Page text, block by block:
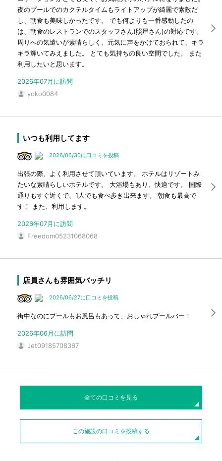
夜のプールでのカクテルタイムもライトアップが綺麗で素敵だ
し、朝食も美味しかったです。 でも何よりも一番感動したの
は、朝食のレストランでのスタッフさん(照屋さん)の対応です。
周りへの気遣いが素晴らしく、元気に声をかけておられて、キラ
キラ輝いてみえました。 とても気持ちの良い空間でした。 また
利用したいと思います。
2026年07月に訪問
yoko0084
いつも利用してます
2026/06/30に口コミを投稿
出張の際、よく利用させて頂いています。 ホテルはリゾートみ
たいな素晴らしいホテルです。 大浴場もあり、快適です。 国際
通りもすぐ近くで、1人でも食べ歩き出来ます。 朝食も最高で
す！ また、利用します。
2026年07月に訪問
Freedom05231068068
店員さんも雰囲気バッチリ
2026/06/27に口コミを投稿
街中なのにプールもお風呂もあって、おしゃれプールバー！
2026年06月に訪問
Jet09185708367
全ての口コミを見る
この施設の口コミを投稿する